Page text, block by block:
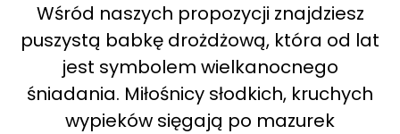
Wśród naszych propozycji znajdziesz
puszystą babkę drożdżową, która od lat
jest symbolem wielkanocnego
śniadania. Miłośnicy słodkich, kruchych
wypieków sięgają po mazurek